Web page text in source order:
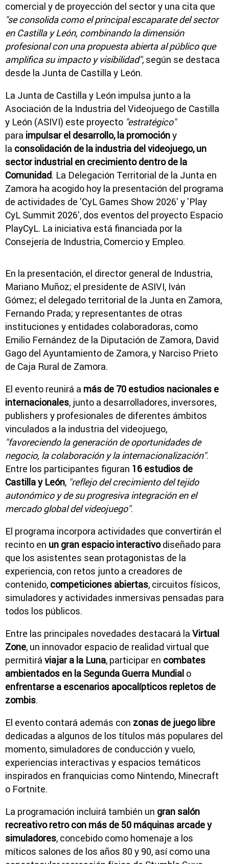
comercial y de proyección del sector y una cita que
"se consolida como el principal escaparate del sector
en Castilla y León, combinando la dimensión
profesional con una propuesta abierta al público que
amplifica su impacto y visibilidad", según se destaca
desde la Junta de Castilla y León.
La Junta de Castilla y León impulsa junto a la
Asociación de la Industria del Videojuego de Castilla
y León (ASIVI) este proyecto "estratégico"
para impulsar el desarrollo, la promocióny
la consolidación de la industria del videojuego, un
sector industrial en crecimiento dentro de la
Comunidad. La Delegación Territorial de la Junta en
Zamora ha acogido hoy la presentación del programa
de actividades de 'CyL Games Show 2026' y 'Play
CyL Summit 2026', dos eventos del proyecto Espacio
PlayCyL. La iniciativa está financiada por la
Consejería de Industria, Comercio y Empleo.
En la presentación, el director general de Industria,
Mariano Muñoz; el presidente de ASIVI, Iván
Gómez; el delegado territorial de la Junta en Zamora,
Fernando Prada; y representantes de otras
instituciones y entidades colaboradoras, como
Emilio Fernández de la Diputación de Zamora, David
Gago del Ayuntamiento de Zamora, y Narciso Prieto
de Caja Rural de Zamora.
El evento reunirá a más de 70 estudios nacionales e
internacionales, junto a desarrolladores, inversores,
publishers y profesionales de diferentes ámbitos
vinculados a la industria del videojuego,
"favoreciendo la generación de oportunidades de
negocio, la colaboración y la internacionalización".
Entre los participantes figuran 16 estudios de
Castilla y León, "reflejo del crecimiento del tejido
autonómico y de su progresiva integración en el
mercado global del videojuego".
El programa incorpora actividades que convertirán el
recinto en un gran espacio interactivodiseñado para
que los asistentes sean protagonistas de la
experiencia, con retos junto a creadores de
contenido, competiciones abiertas, circuitos físicos,
simuladores y actividades inmersivas pensadas para
todos los públicos.
Entre las principales novedades destacará la Virtual
Zone, un innovador espacio de realidad virtual que
permitirá viajar a la Luna, participar en combates
ambientados en la Segunda Guerra Mundial o
enfrentarse a escenarios apocalípticos repletos de
zombis.
El evento contará además con zonas de juego libre
dedicadas a algunos de los títulos más populares del
momento, simuladores de conducción y vuelo,
experiencias interactivas y espacios temáticos
inspirados en franquicias como Nintendo, Minecraft
o Fortnite.
La programación incluirá también un gran salón
recreativo retro con más de 50 máquinas arcade y
simuladores, concebido como homenaje a los
míticos salones de los años 80 y 90, así como una